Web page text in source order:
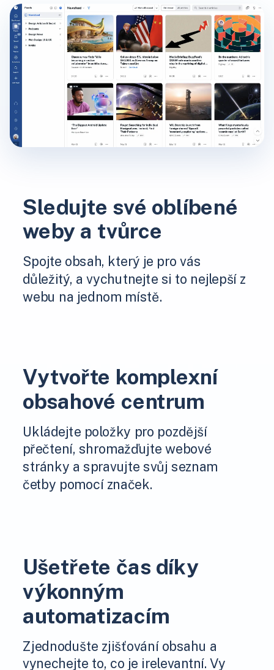
Sledujte své oblíbené
weby a tvůrce
Spojte obsah, který je pro vás
důležitý, a vychutnejte si to nejlepší z
webu na jednom místě.
Vytvořte komplexní
obsahové centrum
Ukládejte položky pro pozdější
přečtení, shromažďujte webové
stránky a spravujte svůj seznam
četby pomocí značek.
Ušetřete čas díky
výkonným
automatizacím
Zjednodušte zjišťování obsahu a
vynechejte to, co je irelevantní. Vy